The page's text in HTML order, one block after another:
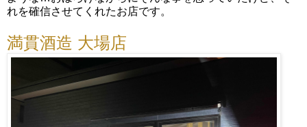
れを確信させてくれたお店です。
満貫酒造 大場店